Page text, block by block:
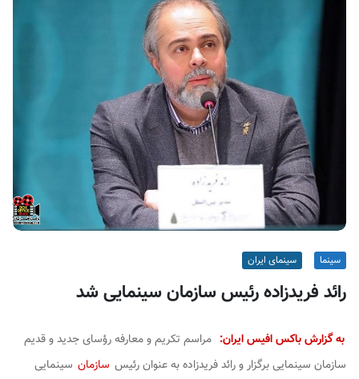
ی
ر
ا
ن
سینما سینمای ایران
رائد فریدزاده رئیس سازمان سینمایی شد
به گزارش باکس افیس ایران: مراسم تکریم و معارفه رؤسای جدید و قدیم
سازمان سینمایی برگزار و رائد فریدزاده به عنوان رئیس سازمان سینمایی